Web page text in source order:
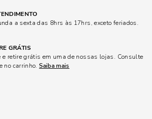
a sexta das 8hrs às 17hrs, exceto feriados.
GRÁTIS
e retire grátis em uma de nossas lojas. Consulte
no carrinho.Saiba mais